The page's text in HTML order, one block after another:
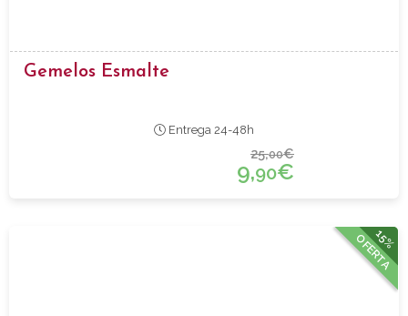
Gemelos Esmalte
Entrega 24-48h
25,00€
9,90€
15%
OFERTA